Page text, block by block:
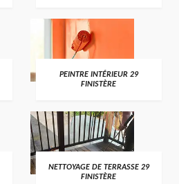
PEINTRE INTÉRIEUR 29
FINISTÈRE
NETTOYAGE DE TERRASSE 29
FINISTÈRE